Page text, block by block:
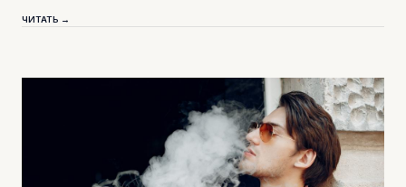
ЧИТАТЬ →